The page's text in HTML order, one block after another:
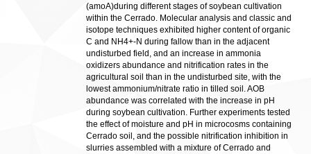
(amoA)during different stages of soybean cultivation
within the Cerrado. Molecular analysis and classic and
isotope techniques exhibited higher content of organic
C and NH4+-N during fallow than in the adjacent
undisturbed field, and an increase in ammonia
oxidizers abundance and nitrification rates in the
agricultural soil than in the undisturbed site, with the
lowest ammonium/nitrate ratio in tilled soil. AOB
abundance was correlated with the increase in pH
during soybean cultivation. Further experiments tested
the effect of moisture and pH in microcosms containing
Cerrado soil, and the possible nitrification inhibition in
slurries assembled with a mixture of Cerrado and